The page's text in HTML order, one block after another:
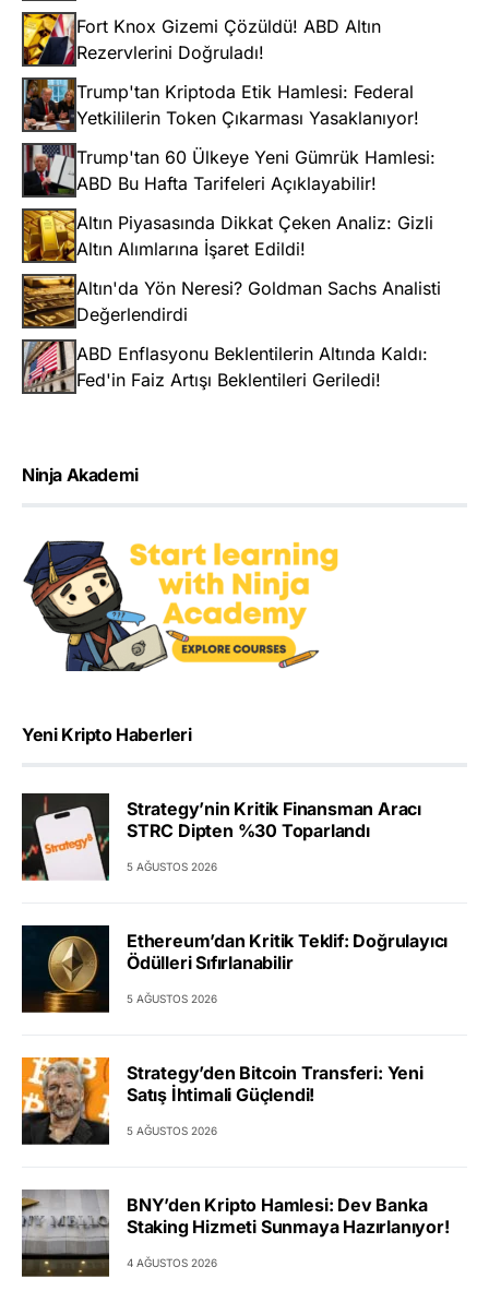
Fort Knox Gizemi Çözüldü! ABD Altın
Rezervlerini Doğruladı!
Trump'tan Kriptoda Etik Hamlesi: Federal
Yetkililerin Token Çıkarması Yasaklanıyor!
Trump'tan 60 Ülkeye Yeni Gümrük Hamlesi:
ABD Bu Hafta Tarifeleri Açıklayabilir!
Altın Piyasasında Dikkat Çeken Analiz: Gizli
Altın Alımlarına İşaret Edildi!
Altın'da Yön Neresi? Goldman Sachs Analisti
Değerlendirdi
ABD Enflasyonu Beklentilerin Altında Kaldı:
Fed'in Faiz Artışı Beklentileri Geriledi!
Ninja Akademi
Yeni Kripto Haberleri
Strategy’nin Kritik Finansman Aracı
STRC Dipten %30 Toparlandı
5 AĞUSTOS 2026
Ethereum’dan Kritik Teklif: Doğrulayıcı
Ödülleri Sıfırlanabilir
5 AĞUSTOS 2026
Strategy’den Bitcoin Transferi: Yeni
Satış İhtimali Güçlendi!
5 AĞUSTOS 2026
BNY’den Kripto Hamlesi: Dev Banka
Staking Hizmeti Sunmaya Hazırlanıyor!
4 AĞUSTOS 2026